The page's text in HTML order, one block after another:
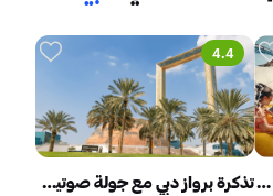
عرض حصري: ياس ووتر وورلد أبوظبي + قصر الوطن
4.4
تذكرة برواز دبي مع جولة صوتية ذاتية التوجيه